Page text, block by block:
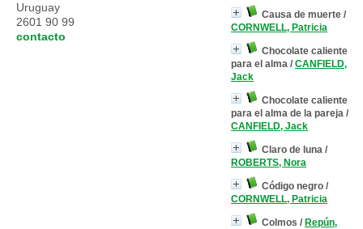
Causa de muerte /
CORNWELL, Patricia
Chocolate caliente
para el alma / CANFIELD,
Jack
Chocolate caliente
para el alma de la pareja /
CANFIELD, Jack
Claro de luna /
ROBERTS, Nora
Código negro /
CORNWELL, Patricia
Colmos / Repún,
Uruguay
2601 90 99
contacto